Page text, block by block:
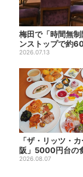
梅田で「時間無
ンストップで約
2026.07.13
「ザ・リッツ・
阪」5000円台の
料理、スイーツ、
2026.08.07